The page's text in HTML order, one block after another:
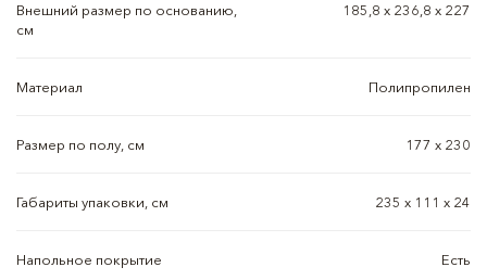
Внешний размер по основанию,
см
185,8 x 236,8 x 227
Материал Полипропилен
Размер по полу, см 177 х 230
Габариты упаковки, см 235 x 111 x 24
Напольное покрытие Есть